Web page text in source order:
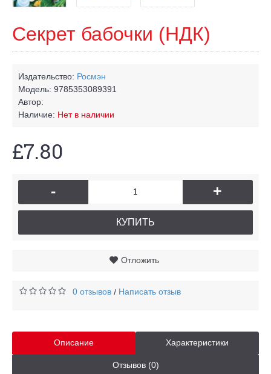
Секрет бабочки (НДК)
Издательство: Росмэн
Модель: 9785353089391
Автор:
Наличие: Нет в наличии
£7.80
- +
КУПИТЬ
Отложить
0 отзывов / Написать отзыв
Описание Характеристики
Отзывов (0)